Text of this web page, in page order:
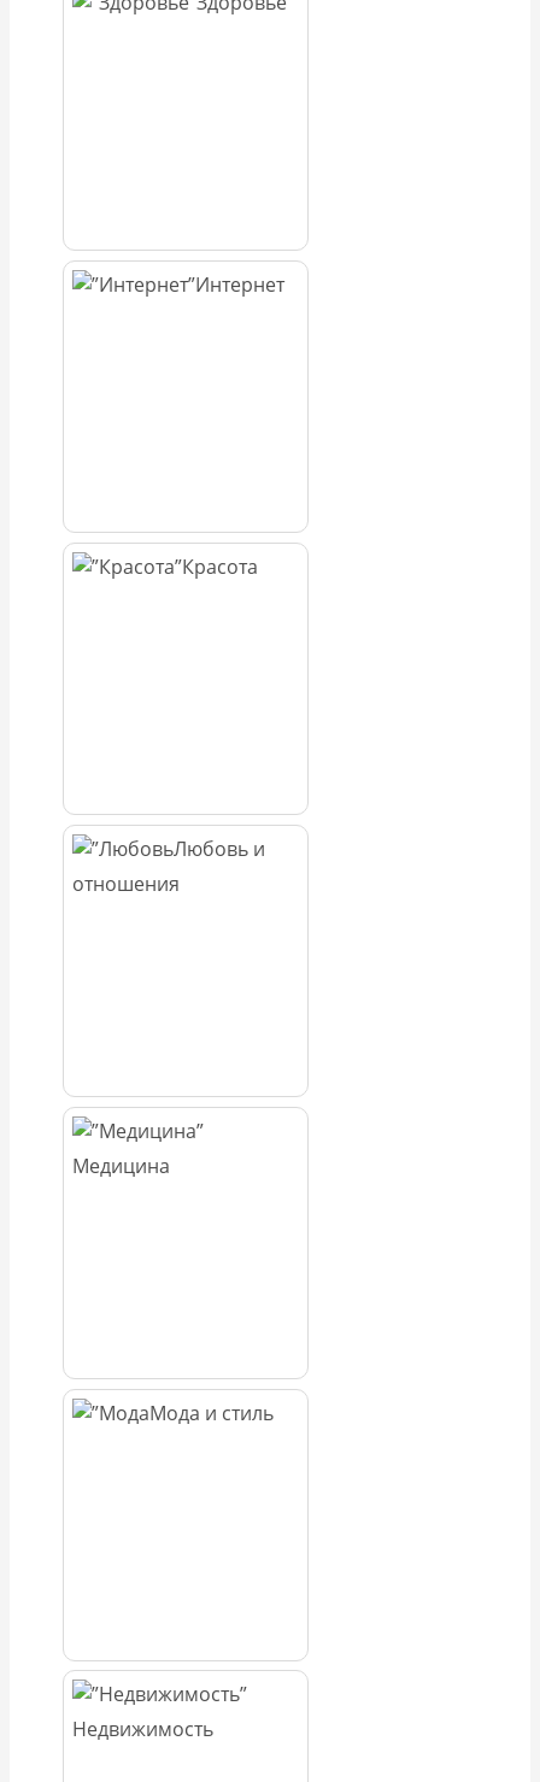
Интернет
Красота
Любовь и
отношения
Медицина
Мода и стиль
Недвижимость